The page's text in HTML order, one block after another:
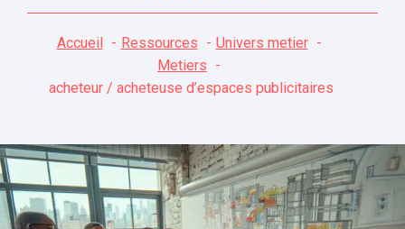
Accueil Ressources
Univers metier
Metiers
acheteur / acheteuse d’espaces publicitaires